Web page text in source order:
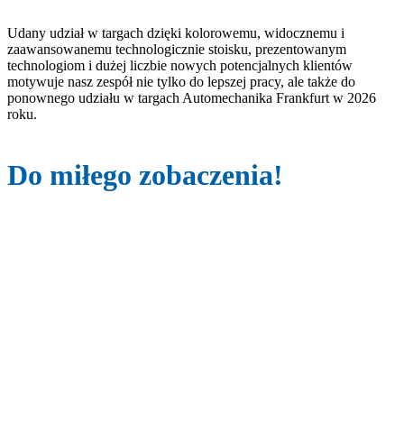
Udany udział w targach dzięki kolorowemu, widocznemu i
zaawansowanemu technologicznie stoisku, prezentowanym
technologiom i dużej liczbie nowych potencjalnych klientów
motywuje nasz zespół nie tylko do lepszej pracy, ale także do
ponownego udziału w targach Automechanika Frankfurt w 2026
roku.
Do miłego zobaczenia!